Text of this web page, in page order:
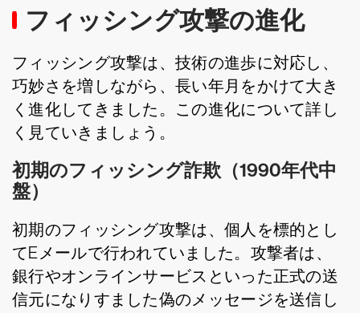
フィッシング攻撃の進化
フィッシング攻撃は、技術の進歩に対応し、
巧妙さを増しながら、長い年月をかけて大き
く進化してきました。この進化について詳し
く見ていきましょう。
初期のフィッシング詐欺（1990年代中
盤）
初期のフィッシング攻撃は、個人を標的とし
てEメールで行われていました。攻撃者は、
銀行やオンラインサービスといった正式の送
信元になりすました偽のメッセージを送信し